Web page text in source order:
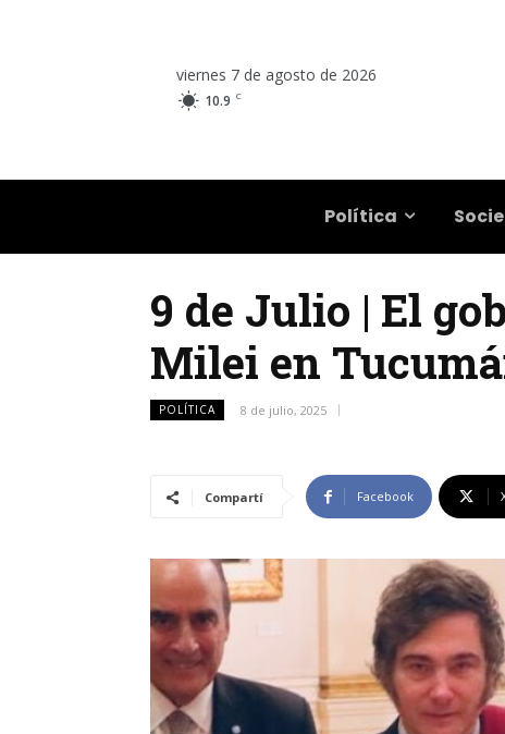
viernes 7 de agosto de 2026
10.9 C
Política
9 de Julio | El
Milei en
POLÍTICA 8 de julio, 2025
Compartí Facebook